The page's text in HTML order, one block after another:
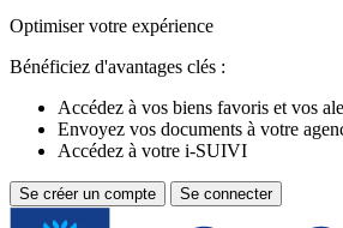
Optimiser votre expérience
Bénéficiez d'avantages clés :
Accédez à vos biens favoris et vos
Envoyez vos documents à votre
Accédez à votre i-SUIVI
Se créer un compte Se connecter